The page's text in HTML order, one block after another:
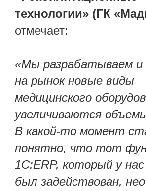
технологии» (ГК
отмечает:
«Мы разрабатываем и
на рынок новые виды
медицинского
увеличиваются
В какой-то момент
понятно, что тот
1С:ERP, который у
был задействован,